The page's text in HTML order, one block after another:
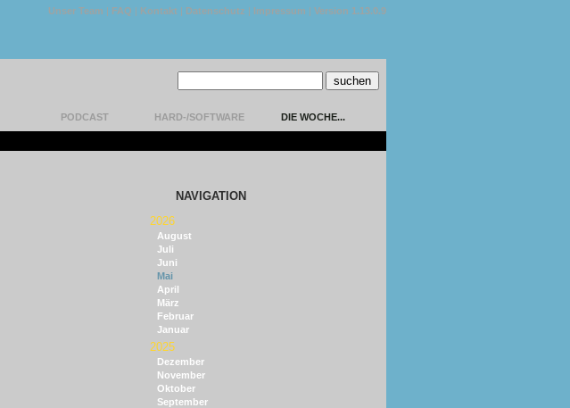
Unser Team | FAQ | Kontakt | Datenschutz | Impressum | Version 1.13.0.9
PODCAST HARD-/SOFTWARE DIE WOCHE...
NAVIGATION
2026
August
Juli
Juni
Mai
April
März
Februar
Januar
2025
Dezember
November
Oktober
September